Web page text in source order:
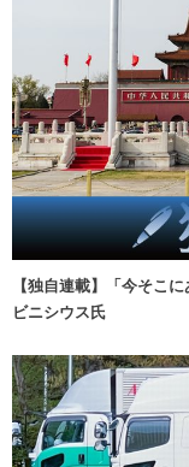
【独自連載】「今そこ
ビニシウス氏